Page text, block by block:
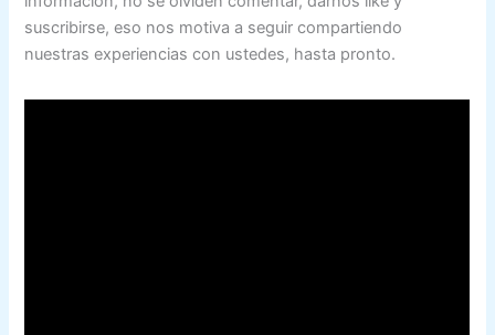
suscribirse, eso nos motiva a seguir compartiendo
nuestras experiencias con ustedes, hasta pronto.